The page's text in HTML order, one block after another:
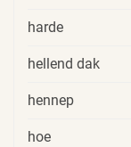
harde
hellend dak
hennep
hoe